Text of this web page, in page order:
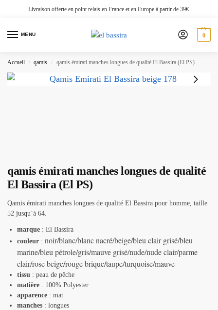
Livraison offerte en point relais en France et en Europe à partir de 39€.
MENU 0
Accueil / qamis / qamis émirati manches longues de qualité El Bassira (El PS)
qamis émirati manches longues de qualité
El Bassira (El PS)
Qamis émirati manches longues de qualité El Bassira pour homme, taille
52 jusqu’à 64.
marque : El Bassira
couleur : noir/blanc/blanc nacré/beige/bleu clair grisé/bleu
marine/bleu pétrole/gris/mauve grisé/nude/nude clair/parme
clair/rose beige/rouge brique/taupe/turquoise/mauve
tissu : peau de pêche
matière : 100% Polyester
apparence : mat
manches : longues